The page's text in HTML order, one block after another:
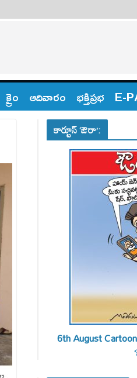
క్రైం ఆదివారం భక్తిప్రభ E-
కార్టూన్ ‘ఔరా’:
6th August